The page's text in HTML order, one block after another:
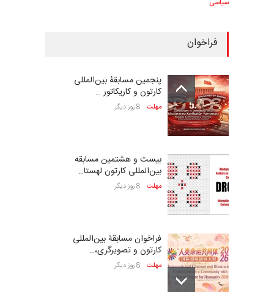
سیاسی
فراخوان
پنجمین مسابقۀ بین‌المللی
کارتون و کاریکاتور …
مهلت 8 روز دیگر
بیست و هشتمین مسابقه
بین‌المللی کارتون لهستا…
مهلت 8 روز دیگر
فراخوان مسابقۀ بین‌المللی
کارتون و تصویرگری،…
مهلت 8 روز دیگر